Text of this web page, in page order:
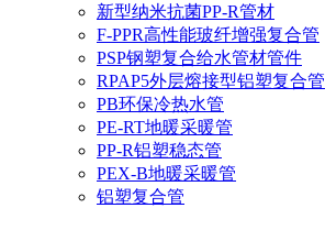
新型纳米抗菌PP-R管材
F-PPR高性能玻纤增强复合管
PSP钢塑复合给水管材管件
RPAP5外层熔接型铝塑复合管
PB环保冷热水管
PE-RT地暖采暖管
PP-R铝塑稳态管
PEX-B地暖采暖管
铝塑复合管